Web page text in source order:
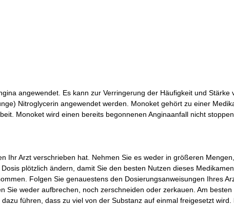
angewendet. Es kann zur Verringerung der Häufigkeit und
Nitroglycerin angewendet werden. Monoket gehört zu einer
Monoket wird einen bereits begonnenen Anginaanfall nicht stoppen
Ihr Arzt verschrieben hat. Nehmen Sie es weder in größeren
plötzlich ändern, damit Sie den besten Nutzen dieses
Folgen Sie genauestens den Dosierungsanweisungen Ihres
Sie weder aufbrechen, noch zerschneiden oder zerkauen. Am
führen, dass zu viel von der Substanz auf einmal freigesetzt